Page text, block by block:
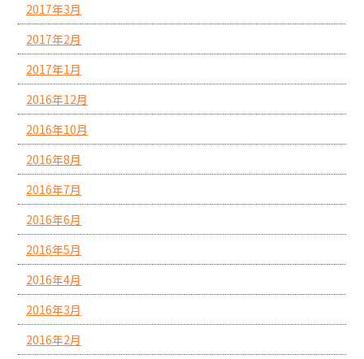
2017年3月
2017年2月
2017年1月
2016年12月
2016年10月
2016年8月
2016年7月
2016年6月
2016年5月
2016年4月
2016年3月
2016年2月